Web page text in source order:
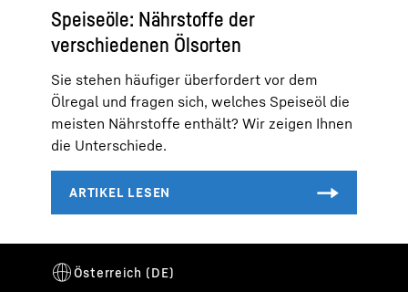
Speiseöle: Nährstoffe der
verschiedenen Ölsorten
Sie stehen häufiger überfordert vor dem
Ölregal und fragen sich, welches Speiseöl die
meisten Nährstoffe enthält? Wir zeigen Ihnen
die Unterschiede.